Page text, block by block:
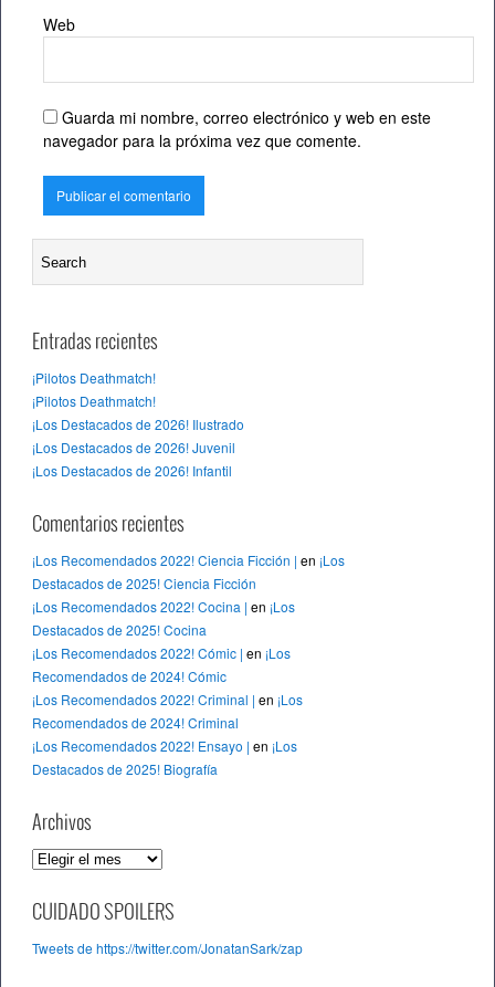
Web
Guarda mi nombre, correo electrónico y web en este
navegador para la próxima vez que comente.
Entradas recientes
¡Pilotos Deathmatch!
¡Pilotos Deathmatch!
¡Los Destacados de 2026! Ilustrado
¡Los Destacados de 2026! Juvenil
¡Los Destacados de 2026! Infantil
Comentarios recientes
¡Los Recomendados 2022! Ciencia Ficción | en ¡Los
Destacados de 2025! Ciencia Ficción
¡Los Recomendados 2022! Cocina | en ¡Los
Destacados de 2025! Cocina
¡Los Recomendados 2022! Cómic | en ¡Los
Recomendados de 2024! Cómic
¡Los Recomendados 2022! Criminal | en ¡Los
Recomendados de 2024! Criminal
¡Los Recomendados 2022! Ensayo | en ¡Los
Destacados de 2025! Biografía
Archivos
A
c
i
CUIDADO SPOILERS
Tweets de https://twitter.com/JonatanSark/zap